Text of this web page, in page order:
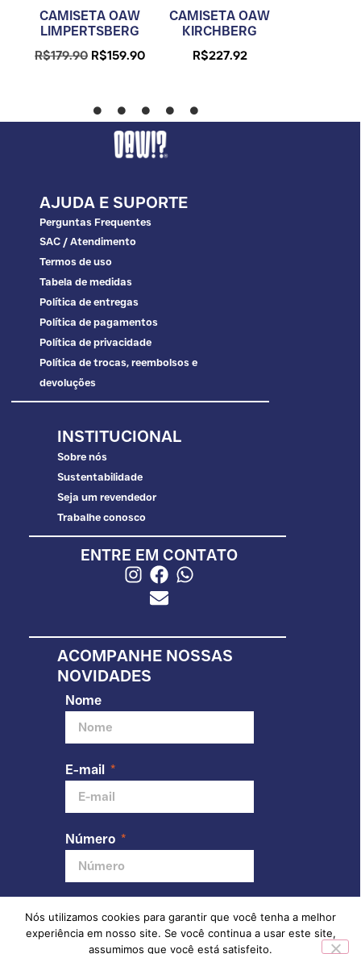
CAMISETA OAW
LIMPERTSBERG
R$179.90 R$159.90
CAMISETA OAW
KIRCHBERG
R$227.92
AJUDA E SUPORTE
Perguntas Frequentes
SAC / Atendimento
Termos de uso
Tabela de medidas
Política de entregas
Política de pagamentos
Política de privacidade
Política de trocas, reembolsos e
devoluções
INSTITUCIONAL
Sobre nós
Sustentabilidade
Seja um revendedor
Trabalhe conosco
ENTRE EM CONTATO
ACOMPANHE NOSSAS
NOVIDADES
Nome
E-mail
Número
Enviar
Nós utilizamos cookies para garantir que você tenha a melhor
experiência em nosso site. Se você continua a usar este site,
assumimos que você está satisfeito.